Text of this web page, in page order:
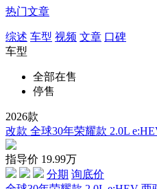
热门文章
综述 车型 视频 文章 口碑
车型
全部在售
停售
2026款
改款 全球30年荣耀款 2.0L
指导价 19.99万
分期 询底价